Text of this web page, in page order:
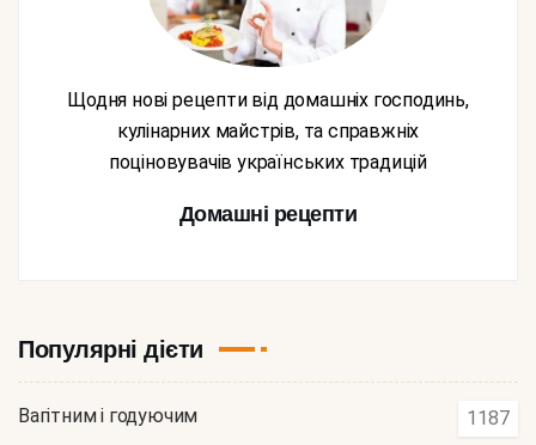
Щодня нові рецепти від домашніх господинь,
кулінарних майстрів, та справжніх
поціновувачів українських традицій
Домашні рецепти
Популярні дієти
Вагітним і годуючим 1187